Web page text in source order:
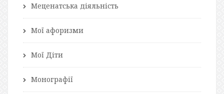
Меценатська діяльність
Мої афоризми
Мої Діти
Монографії